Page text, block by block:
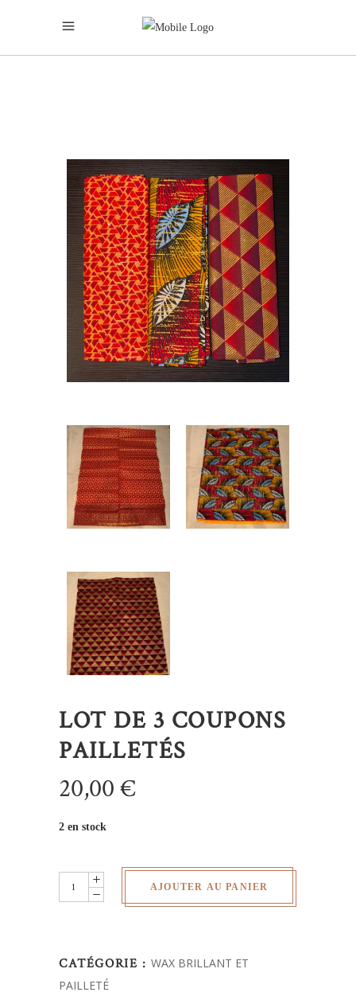
LOT DE 3 COUPONS
PAILLETÉS
20,00€
2 en stock
Lot
de
pailletés
quantity
AJOUTER AU PANIER
CATÉGORIE :WAX BRILLANT ET
PAILLETÉ